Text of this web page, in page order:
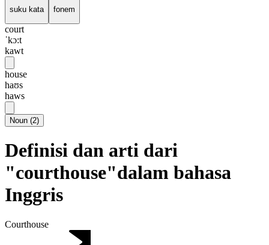
suku kata fonem
court
ˈkɔ:t
kawt
house
haʊs
haws
Noun (2)
Definisi dan arti dari
"courthouse"dalam bahasa
Inggris
Courthouse